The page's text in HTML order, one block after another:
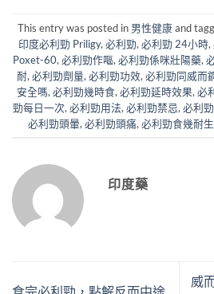
This entry was posted in 男性健康and
印度必利勁 Priligy, 必利勁 必利勁 24小時
Poxet-60, 必利勁作嘔 必利勁係咪壯陽藥
耐, 必利勁劑量 必利勁功效, 必利勁同威而
安全嗎 必利勁幾時食 必利勁延時效果 必
勁每日一次 必利勁用法 必利勁禁忌 必利
必利勁頭暈 必利勁頭痛 必利勁食幾耐
印度藥
食完必利勁，點解反而中途
威